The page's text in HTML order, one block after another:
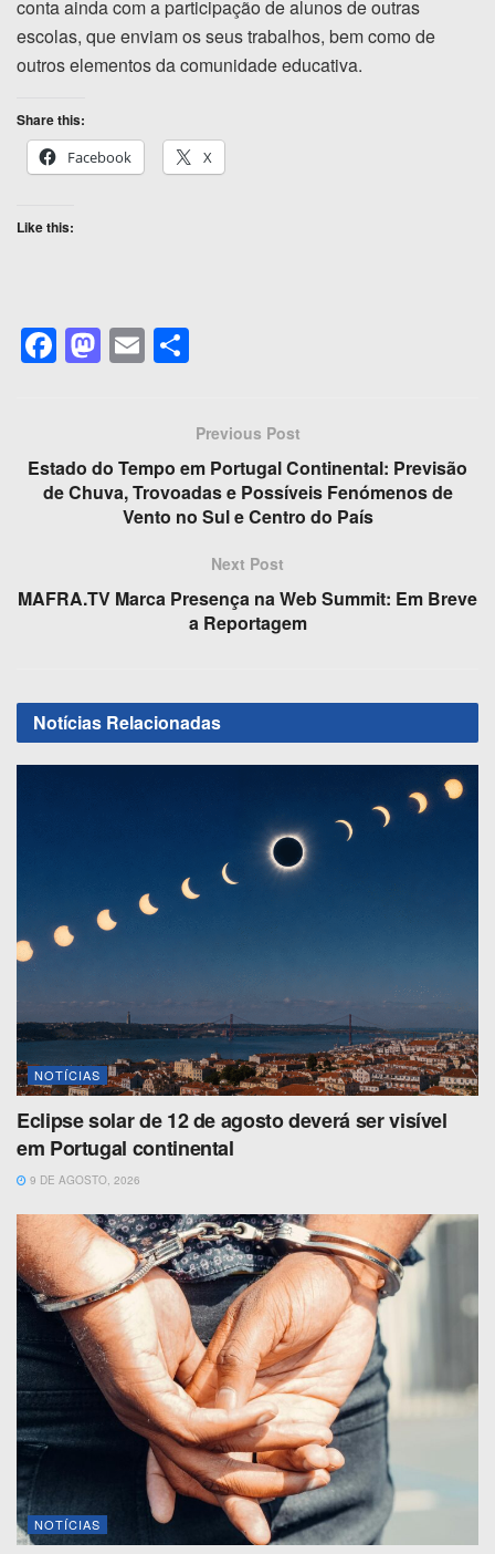
conta ainda com a participação de alunos de outras
escolas, que enviam os seus trabalhos, bem como de
outros elementos da comunidade educativa.
Share this:
Facebook
X
Like this:
F
a
e
b
k
M
a
o
d
E
m
ar
e
Previous Post
Estado do Tempo em Portugal Continental: Previsão
de Chuva, Trovoadas e Possíveis Fenómenos de
Vento no Sul e Centro do País
Next Post
MAFRA.TV Marca Presença na Web Summit: Em Breve
a Reportagem
Notícias Relacionadas
NOTÍCIAS
Eclipse solar de 12 de agosto deverá ser visível
em Portugal continental
9 DE AGOSTO, 2026
NOTÍCIAS